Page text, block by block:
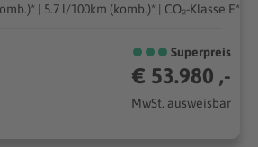
| 5.7 l/100km (komb.)* | CO₂-Klasse E*
Superpreis
€ 53.980 ,-
MwSt. ausweisbar